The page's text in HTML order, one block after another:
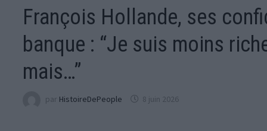
François Hollande, ses
banque : “Je suis moins
mais…”
par HistoireDePeople 8 juin 2026